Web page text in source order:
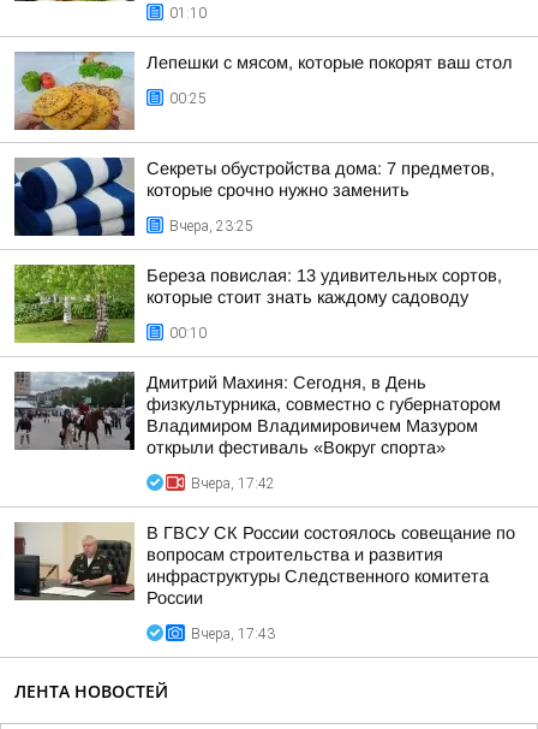
01:10
Лепешки с мясом, которые покорят ваш стол
00:25
Секреты обустройства дома: 7 предметов,
которые срочно нужно заменить
Вчера, 23:25
Береза повислая: 13 удивительных сортов,
которые стоит знать каждому садоводу
00:10
Дмитрий Махиня: Сегодня, в День
физкультурника, совместно с губернатором
Владимиром Владимировичем Мазуром
открыли фестиваль «Вокруг спорта»
Вчера, 17:42
В ГВСУ СК России состоялось совещание по
вопросам строительства и развития
инфраструктуры Следственного комитета
России
Вчера, 17:43
ЛЕНТА НОВОСТЕЙ